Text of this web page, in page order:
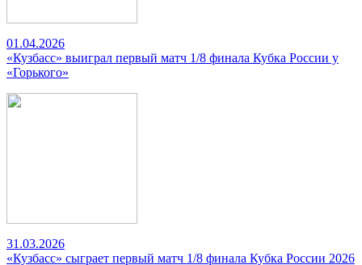
01.04.2026
«Кузбасс» выиграл первый матч 1/8 финала Кубка России у
«Горького»
31.03.2026
«Кузбасс» сыграет первый матч 1/8 финала Кубка России 2026